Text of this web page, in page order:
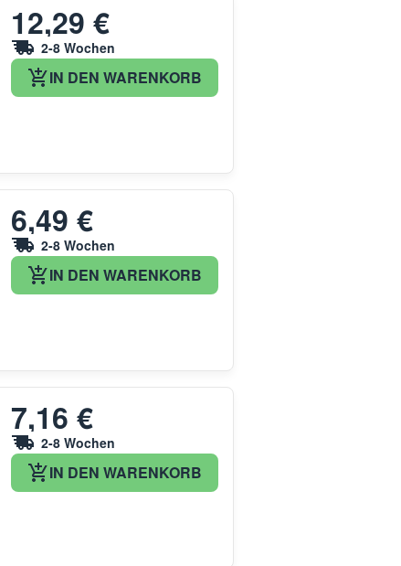
12,29 €
2-8 Wochen
IN DEN WARENKORB
6,49 €
2-8 Wochen
IN DEN WARENKORB
7,16 €
2-8 Wochen
IN DEN WARENKORB